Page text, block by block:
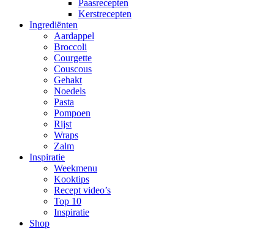
Paasrecepten
Kerstrecepten
Ingrediënten
Aardappel
Broccoli
Courgette
Couscous
Gehakt
Noedels
Pasta
Pompoen
Rijst
Wraps
Zalm
Inspiratie
Weekmenu
Kooktips
Recept video’s
Top 10
Inspiratie
Shop